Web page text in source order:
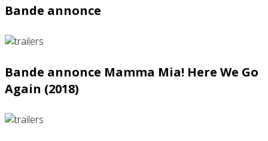
Bande annonce
Bande annonce Mamma Mia! Here We Go
Again (2018)